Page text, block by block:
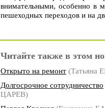
внимательными, особенно в
пешеходных переходов и на
Читайте также в этом
Открыто на ремонт (Татьяна
Долгосрочное сотрудничество
ЦАРЕВ)